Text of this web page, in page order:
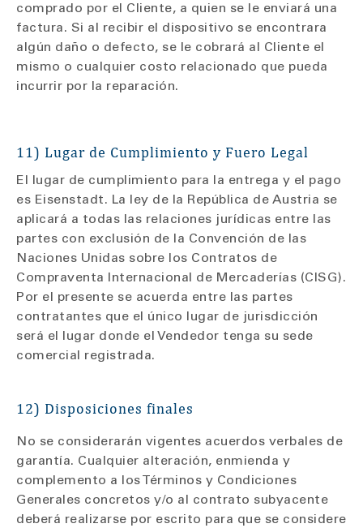
comprado por el Cliente, a quien se le enviará una
factura. Si al recibir el dispositivo se encontrara
algún daño o defecto, se le cobrará al Cliente el
mismo o cualquier costo relacionado que pueda
incurrir por la reparación.
11) Lugar de Cumplimiento y Fuero Legal
El lugar de cumplimiento para la entrega y el pago
es Eisenstadt. La ley de la República de Austria se
aplicará a todas las relaciones jurídicas entre las
partes con exclusión de la Convención de las
Naciones Unidas sobre los Contratos de
Compraventa Internacional de Mercaderías (CISG).
Por el presente se acuerda entre las partes
contratantes que el único lugar de jurisdicción
será el lugar donde el Vendedor tenga su sede
comercial registrada.
12) Disposiciones finales
No se considerarán vigentes acuerdos verbales de
garantía. Cualquier alteración, enmienda y
complemento a los Términos y Condiciones
Generales concretos y/o al contrato subyacente
deberá realizarse por escrito para que se considere